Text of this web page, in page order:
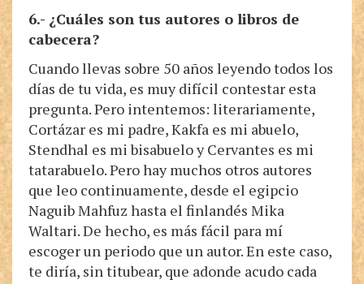
6.- ¿Cuáles son tus autores o libros de
cabecera?
Cuando llevas sobre 50 años leyendo todos los
días de tu vida, es muy difícil contestar esta
pregunta. Pero intentemos: literariamente,
Cortázar es mi padre, Kakfa es mi abuelo,
Stendhal es mi bisabuelo y Cervantes es mi
tatarabuelo. Pero hay muchos otros autores
que leo continuamente, desde el egipcio
Naguib Mahfuz hasta el finlandés Mika
Waltari. De hecho, es más fácil para mí
escoger un periodo que un autor. En este caso,
te diría, sin titubear, que adonde acudo cada